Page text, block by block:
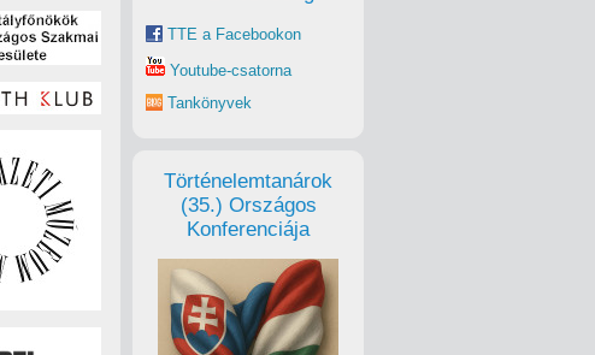
TTE a Facebookon
Youtube-csatorna
Tankönyvek
Történelemtanárok
(35.) Országos
Konferenciája